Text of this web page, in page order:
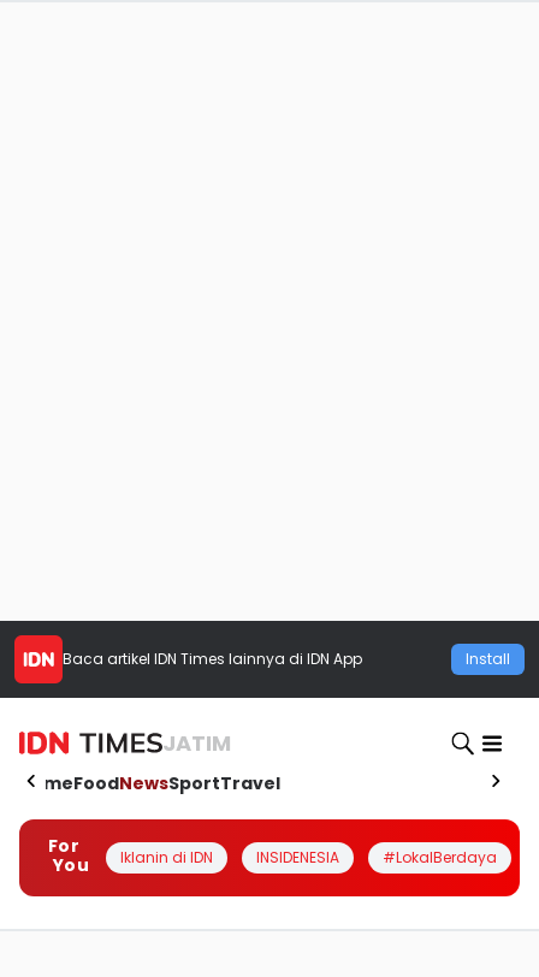
Baca artikel IDN Times lainnya di IDN App Install
JATIM
HomeFoodNewsSportTravel
For
You
Iklanin di IDN INSIDENESIA #LokalBerdaya